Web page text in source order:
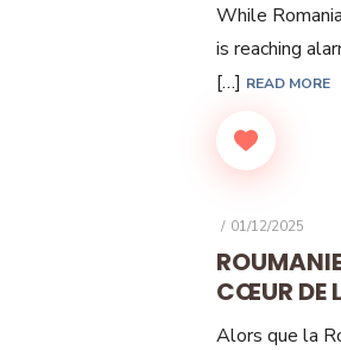
While
is reaching
[…] READ MORE
POSTED
01/12/2025
CŒUR DE
Alors que la